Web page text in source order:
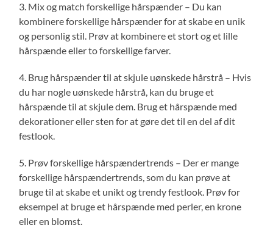
3. Mix og match forskellige hårspænder – Du kan
kombinere forskellige hårspænder for at skabe en unik
og personlig stil. Prøv at kombinere et stort og et lille
hårspænde eller to forskellige farver.
4. Brug hårspænder til at skjule uønskede hårstrå – Hvis
du har nogle uønskede hårstrå, kan du bruge et
hårspænde til at skjule dem. Brug et hårspænde med
dekorationer eller sten for at gøre det til en del af dit
festlook.
5. Prøv forskellige hårspændertrends – Der er mange
forskellige hårspændertrends, som du kan prøve at
bruge til at skabe et unikt og trendy festlook. Prøv for
eksempel at bruge et hårspænde med perler, en krone
eller en blomst.